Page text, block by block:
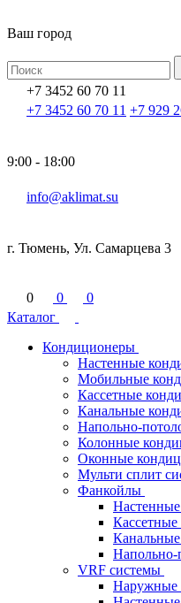
Ваш город
+7 3452 60 70 11
+7 3452 60 70 11 +7 929
9:00 - 18:00
info@aklimat.su
г. Тюмень, Ул. Самарцева 3
0 0
0
Каталог
Кондиционеры
Настенные
Мобильные
Кассетные
Канальные
Напольно-
Колонные
Оконные
Мульти сплит
Фанкойлы
Напольно-
VRF системы
Наружные